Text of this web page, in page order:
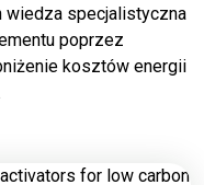
wiedza specjalistyczna
poprzez
kosztów energii